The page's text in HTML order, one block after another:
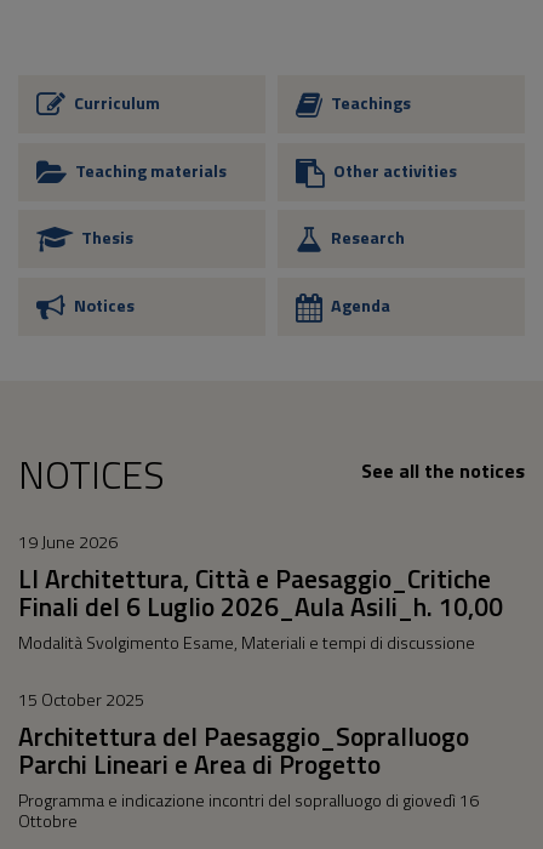
Curriculum Teachings
Teaching materials Other activities
Thesis Research
Notices Agenda
NOTICES See all the notices
19 June 2026
LI Architettura, Città e Paesaggio_Critiche
Finali del 6 Luglio 2026_Aula Asili_h. 10,00
Modalità Svolgimento Esame, Materiali e tempi di discussione
15 October 2025
Architettura del Paesaggio_Sopralluogo
Parchi Lineari e Area di Progetto
Programma e indicazione incontri del sopralluogo di giovedì 16
Ottobre